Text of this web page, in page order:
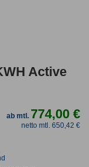
Active
ab mtl. 774,00 €
netto mtl. 650,42 €